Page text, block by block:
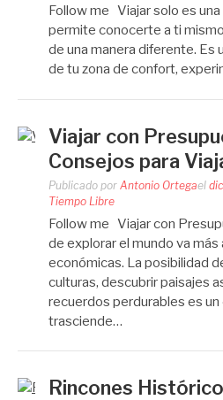
Follow me Viajar solo es
permite conocerte a ti
de una manera diferente. Es
de tu zona de confort,
Viajar con
Consejos para
Publicado por Antonio Ortegael
Tiempo Libre
Follow me Viajar con
de explorar el mundo va más
económicas. La posibilidad
culturas, descubrir paisajes
recuerdos perdurables es
trasciende…
Rincones